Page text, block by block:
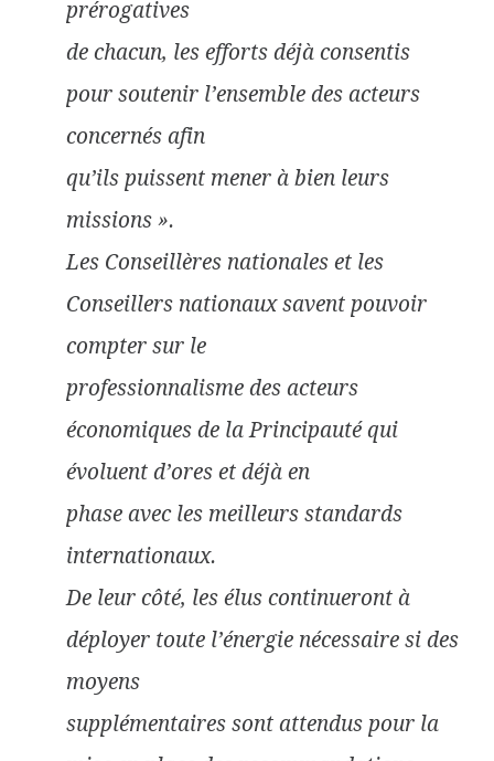
prérogatives
de chacun, les efforts déjà consentis
pour soutenir l’ensemble des acteurs
concernés afin
qu’ils puissent mener à bien leurs
missions ».
Les Conseillères nationales et les
Conseillers nationaux savent pouvoir
compter sur le
professionnalisme des acteurs
économiques de la Principauté qui
évoluent d’ores et déjà en
phase avec les meilleurs standards
internationaux.
De leur côté, les élus continueront à
déployer toute l’énergie nécessaire si des
moyens
supplémentaires sont attendus pour la